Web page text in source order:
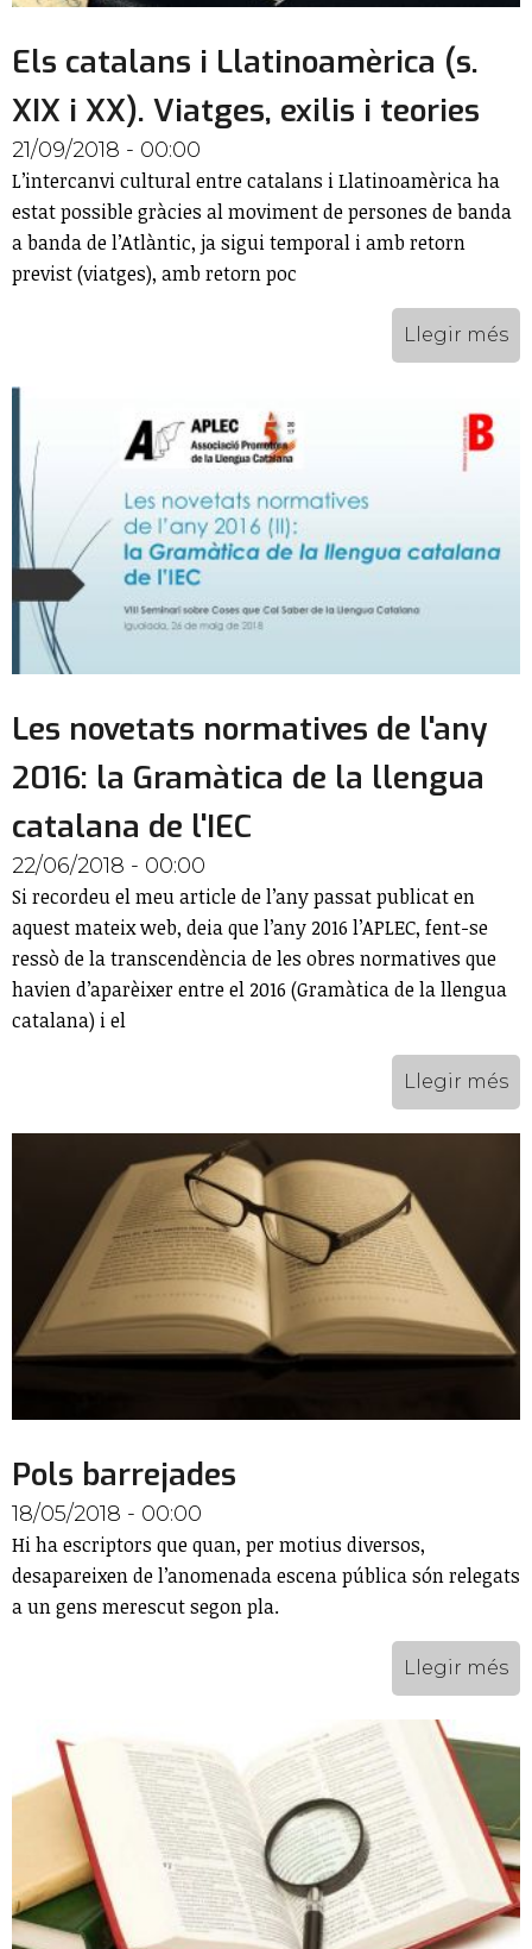
Els catalans i Llatinoamèrica (s.
XIX i XX). Viatges, exilis i teories
21/09/2018 - 00:00
L’intercanvi cultural entre catalans i Llatinoamèrica ha
estat possible gràcies al moviment de persones de banda
a banda de l’Atlàntic, ja sigui temporal i amb retorn
previst (viatges), amb retorn poc
Llegir més
Les novetats normatives de l'any
2016: la Gramàtica de la llengua
catalana de l'IEC
22/06/2018 - 00:00
Si recordeu el meu article de l’any passat publicat en
aquest mateix web, deia que l’any 2016 l’APLEC, fent-se
ressò de la transcendència de les obres normatives que
havien d’aparèixer entre el 2016 (Gramàtica de la llengua
catalana) i el
Llegir més
Pols barrejades
18/05/2018 - 00:00
Hi ha escriptors que quan, per motius diversos,
desapareixen de l’anomenada escena pública són relegats
a un gens merescut segon pla.
Llegir més